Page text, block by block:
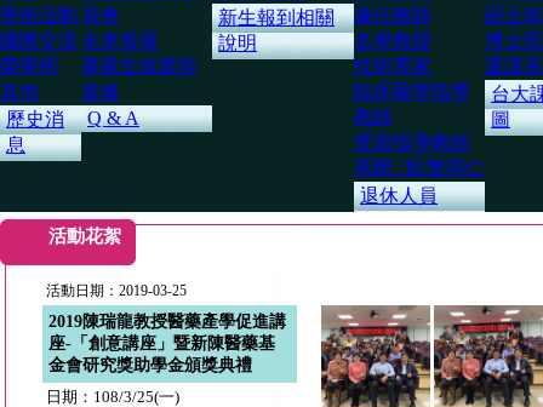
學術活動
國際交流
榮譽榜
其他
歷史消
息
員會
未來發展
畢業生就業與
進修
Q & A
新生報到相關
說明
兼任教師
名譽教授
技術専家
臨床藥學指導
教師
實習指導教師
系辦 / 駐警同仁
退休人員
碩士班
博士班
選課
台大
圖
活動花絮
活動日期：2019-03-25
2019陳瑞龍教授醫藥產學促進講
座-「創意講座」暨新陳醫藥基
金會研究獎助學金頒獎典禮
日期：108/3/25(一)